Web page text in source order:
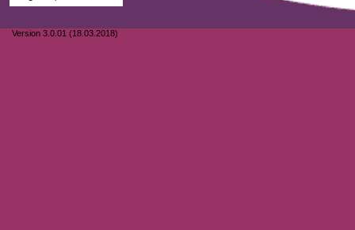
Version 3.0.01 (18.03.2018)